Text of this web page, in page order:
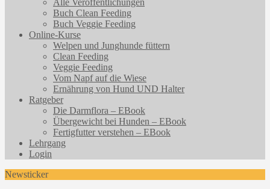
Alle Veröffentlichungen
Buch Clean Feeding
Buch Veggie Feeding
Online-Kurse
Welpen und Junghunde füttern
Clean Feeding
Veggie Feeding
Vom Napf auf die Wiese
Ernährung von Hund UND Halter
Ratgeber
Die Darmflora – EBook
Übergewicht bei Hunden – EBook
Fertigfutter verstehen – EBook
Lehrgang
Login
Newsticker